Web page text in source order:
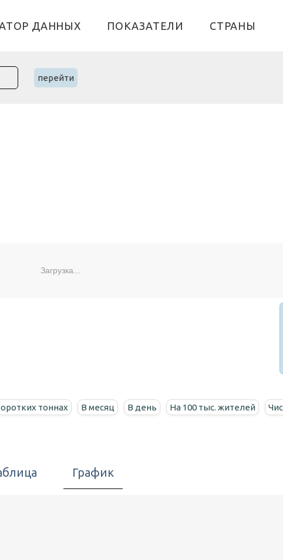
ДАННЫХ ПОКАЗАТЕЛИ СТРАНЫ
перейти
Загрузка...
тоннах В месяц В день На 100 тыс. жителей
График